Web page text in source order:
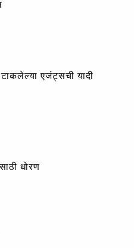
एजंट्सची यादी
धोरण